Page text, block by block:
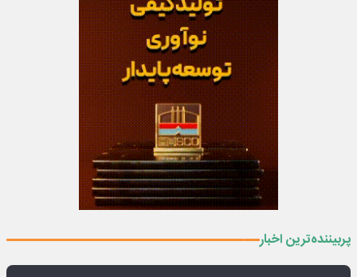
پربیننده‌ترین اخبار